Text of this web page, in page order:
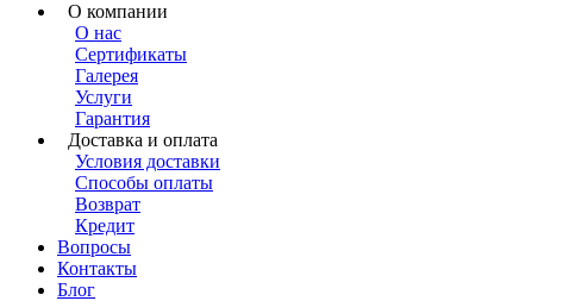
О компании
О нас
Сертификаты
Галерея
Услуги
Гарантия
Доставка и оплата
Условия доставки
Способы оплаты
Возврат
Кредит
Вопросы
Контакты
Блог